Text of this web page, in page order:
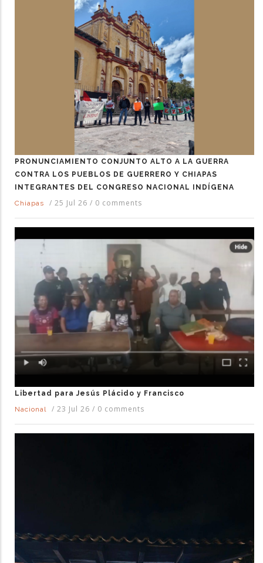
PRONUNCIAMIENTO CONJUNTO ALTO A LA GUERRA
CONTRA LOS PUEBLOS DE GUERRERO Y CHIAPAS
INTEGRANTES DEL CONGRESO NACIONAL INDÍGENA
Chiapas
/ 25 Jul 26 / 0 comments
Libertad para Jesús Plácido y Francisco
Nacional
/ 23 Jul 26 / 0 comments